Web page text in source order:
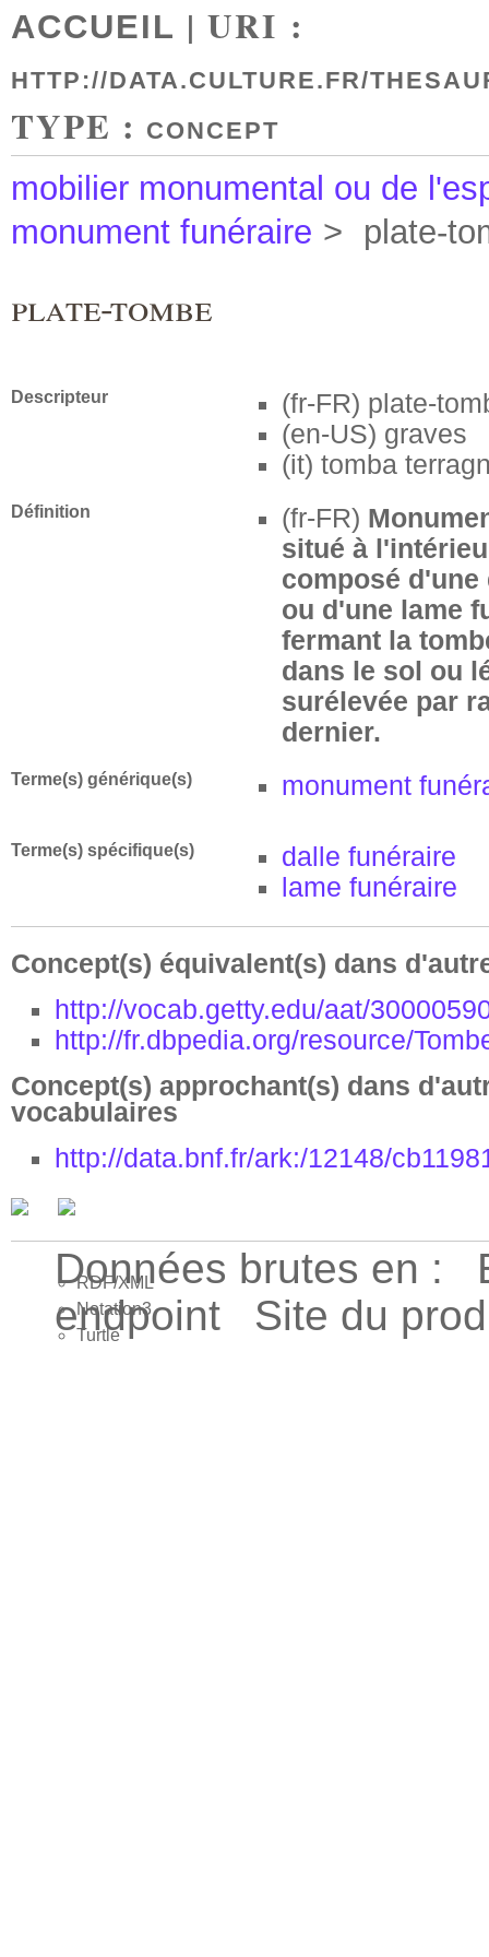
ACCUEIL | URI :
HTTP://DATA.CULTURE.FR/
TYPE : CONCEPT
mobilier monumental ou de
monument funéraire > plate-
plate-tombe
Descripteur (fr-FR) plate-
(en-US) graves
(it) tomba
Définition (fr-FR)
situé à
composé
ou d'une lame
fermant la
dans le sol ou
surélevée par
dernier.
Terme(s) générique(s) monument
Terme(s) spécifique(s)
dalle funéraire
lame funéraire
Concept(s) équivalent(s) dans
http://vocab.getty.edu/aat/
http://fr.dbpedia.org/resource/
Concept(s) approchant(s) dans
vocabulaires
http://data.bnf.fr/ark:/12148/
Données brutes en :
RDF/XML
Notation3
Turtle
endpoint
Site du